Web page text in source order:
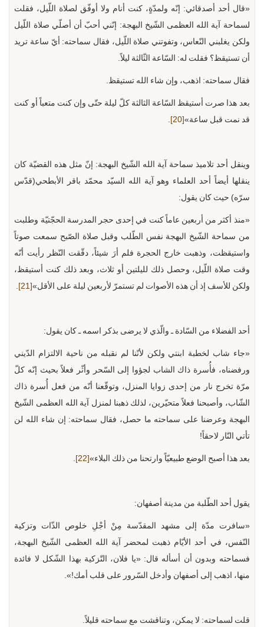
«قال أحد أصدقائي: إنّه ولمدّةٍ، كنت أنام ولا أوفّق لصلاة اللّيل، فقلت
لسماحة آية الله العظمى الشّيخ البهجة: إنّني أحبّ أن أصلّي صلاة اللّيل
ولكن يغلبني النّعاس، وتفوتني صلاة اللّيل، فقال سماحته: أيّ ساعة تريد
أن تستيقظ؟ فقلت له: السّاعة الثّالثة ليلاً.
فقال سماحته: اذهب، وإن شاء الله تستيقظ.
بعد هذا صرت أستيقظ السّاعة الثالثة كلّ ليلة حتّى وإن كنت متعباً أو كنت
قد نمت قبل ساعة»[20]
.
وينقل أحد تلاميذ سماحة آية الله الشّيخ البهجة: إنّ مثل هذه القضيّة كان
ينقلها أيضاً أحد العلماء وهو آية الله السيّد محمّد باقر الأبطحي(قدّس
سرّه) حيث كان يقول:
«منذ أكثر من أربعين عاماً كنت في إحدى حجر المدرسة الحجّتيّة وطلبت
من سماحة الشّيخ البهجة نفس الطّلب وقبل صلاة الصّبح سمعت صوتاً
واستيقظت، وذهبت خارج الحجرة فلم أرَ شيئاً، دقّقت النّظر رأيت أنّه
وقت صلاة اللّيل، وحصل ذلك لليلتين أو ثلاث، وبعد ذلك كنت أستيقظ،
ولكن للأسف إذ أن هذه الأصوات لم تستمرّ لأربعين ليلة على الأقل»[21]
.
أحد الفضلاء من السّادة ـ والّذي لا يرضى بذكر اسمه ـ كان يقول:
«جاء شاب لخطبة ابنتي ولكن لأنّنا لم نقبله من ناحية الالتزام الدّيني
ورفضناه، فأُسرة ذاك الشاب لجؤوا إلى السّحر وأثّر فعلاً بحيث إنّه كلّ
مرّة تخرج نار من إحدى زوايا المنزل، وتوقّعنا أنّه من فعل أُسرة ذاك
الشّاب، وأصبحنا فعلاً متحيّرين، لذلك ذهبنا لمنزل آية الله العظمى الشّيخ
البهجة وعرضنا على سماحته ما حصل، فقال سماحته: إن شاء الله لن
تأتي النّار لاحقاً!
بعد هذا أصبح الوضع طبيعيّاً وارتحنا من ذلك البلاء»[22]
.
يقول أحد الطّلبة من مدينة أصفهان:
«سافرت مدّة إلى مشهد المقدّسة مِنْ أجْلِ خلوص الذّات وتزكية
النّفس، في أحد الأيّام ذهبت لمحضر آية الله العظمى الشّيخ البهجة،
فسماحته وبدون أن أسأله قال: «يا فلان، التّزكية بهذا الشّكل لا فائدة
منها، اذهب إلى أصفهان وأدخل السّرور على قلب أمك!».
قلت لسماحته: لا يمكن، وتناقشت مع سماحته قليلاً.